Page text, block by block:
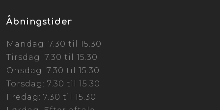
Åbningstider
Mandag: 7.30 til 15.30
Tirsdag: 7.30 til 15.30
Onsdag: 7.30 til 15.30
Torsdag: 7.30 til 15.30
Fredag: 7.30 til 15.30